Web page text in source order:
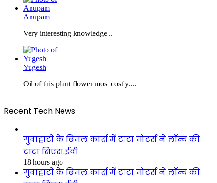
Anupam
Very interesting knowledge...
Yugesh
Oil of this plant flower most costly....
Recent Tech News
गुवाहाटी के बिमल कार्स में टाटा मोटर्स ने लॉन्च की
टाटा सिएरा.ईवी
18 hours ago
गुवाहाटी के बिमल कार्स में टाटा मोटर्स ने लॉन्च की